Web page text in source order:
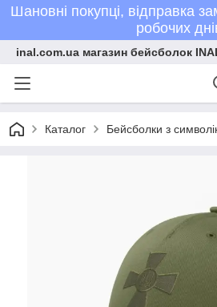
Шановні покупці, відправка
робочих
inal.com.ua магазин бейсболок
Каталог Бейсболки з